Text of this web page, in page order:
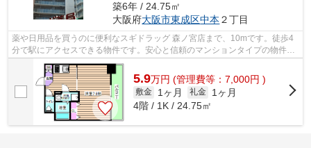
築6年 / 24.75㎡
大阪府大阪市東成区中本 ２丁目
薬や日用品を買うのに便利なスギドラッグ 森ノ宮店まで、10mです。徒歩4
分で駅にアクセスできる物件です。安心と信頼のマンションタイプの物件。
階数が高く、眺望良好なので、毎日眺め...
5.9万円 (管理費等：7,000円 )
敷金 1ヶ月 礼金
1ヶ月
4階 / 1K / 24.75㎡